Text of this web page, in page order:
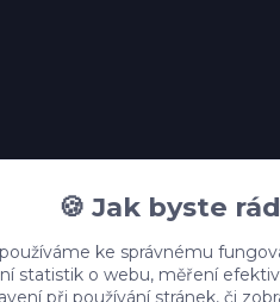
🍪 Jak byste
ke správnému
statistik o webu, měření
při používání stránek, či